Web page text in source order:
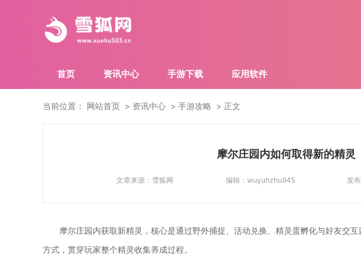
首页 资讯中心 手游下载 应用软件
当前位置： 网站首页 资讯中心 手游攻略 正文
摩尔庄园内如何取得新的精灵
文章来源： 雪狐网 编辑： wuyuhzhu945 发
摩尔庄园内获取新精灵，核心是通过野外捕捉、活动兑换、精灵蛋孵化与好友交
方式，贯穿玩家整个精灵收集养成过程。